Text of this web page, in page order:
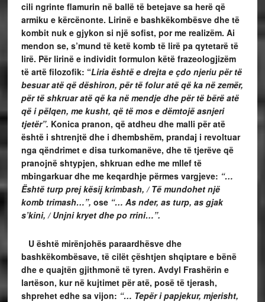
cili ngrinte flamurin në ballë të betejave sa herë që
armiku e kërcënonte. Lirinë e bashkëkombësve dhe të
kombit nuk e gjykon si një sofist, por me realizëm. Ai
mendon se, s’mund të ketë komb të lirë pa qytetarë të
lirë. Për lirinë e individit formulon këtë frazeologjizëm
të artë filozofik: “Liria është e drejta e çdo njeriu për të
besuar atë që dëshiron, për të folur atë që ka në zemër,
për të shkruar atë që ka në mendje dhe për të bërë atë
që i pëlqen, me kusht, që të mos e dëmtojë asnjeri
tjetër”. Konica pranon, që atdheu dhe malli për atë
është i shtrenjtë dhe i dhembshëm, prandaj i revoltuar
nga qëndrimet e disa turkomanëve, dhe të tjerëve që
pranojnë shtypjen, shkruan edhe me mllef të
mbingarkuar dhe me keqardhje përmes vargjeve: “…
Është turp prej kësij krimbash, / Të mundohet një
komb trimash…”, ose“… As nder, as turp, as gjak
s’kini, / Unjni kryet dhe po rrini…”.
U është mirënjohës paraardhësve dhe
bashkëkombësave, të cilët çështjen shqiptare e bënë
dhe e quajtën gjithmonë të tyren. Avdyl Frashërin e
lartëson, kur në kujtimet për atë, posë të tjerash,
shprehet edhe sa vijon: “… Tepër i papjekur, mjerisht,